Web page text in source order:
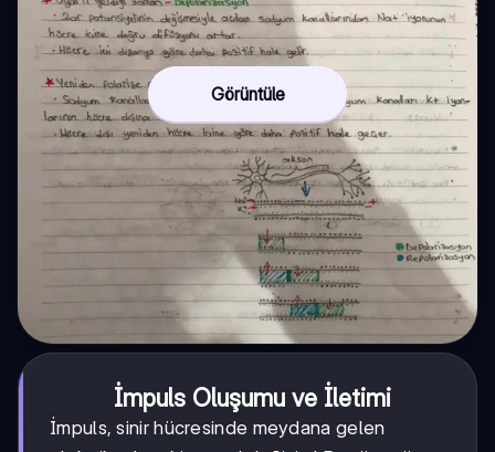
Görüntüle
İmpuls Oluşumu ve İletimi
İmpuls, sinir hücresinde meydana gelen